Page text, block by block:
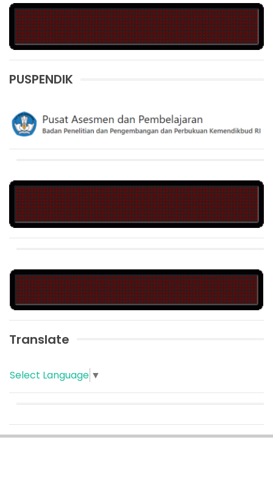
PUSPENDIK
Translate
Select Language ▼